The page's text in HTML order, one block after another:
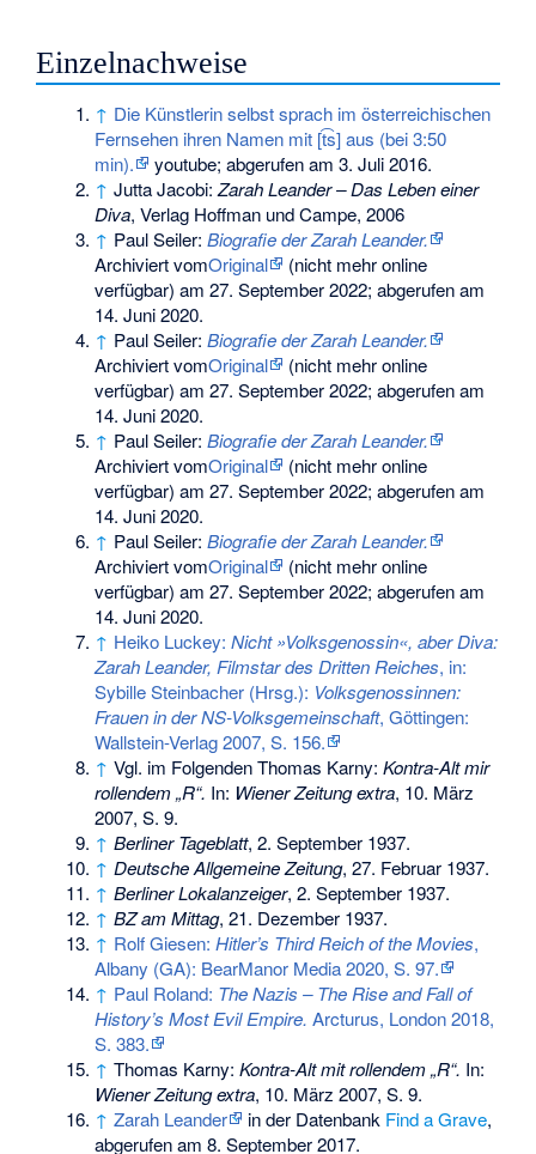
Einzelnachweise
↑ Die Künstlerin selbst sprach im österreichischen
Fernsehen ihren Namen mit [t͡s] aus (bei 3:50
min).
youtube; abgerufen am 3. Juli 2016.
↑ Jutta Jacobi:Zarah Leander – Das Leben einer
Diva, Verlag Hoffman und Campe, 2006
↑ Paul Seiler:Biografie der Zarah Leander.
Archiviert vomOriginal
(nicht mehr online
verfügbar) am27. September 2022; abgerufen am
14. Juni 2020.
↑ Paul Seiler:Biografie der Zarah Leander.
Archiviert vomOriginal
(nicht mehr online
verfügbar) am27. September 2022; abgerufen am
14. Juni 2020.
↑ Paul Seiler:Biografie der Zarah Leander.
Archiviert vomOriginal
(nicht mehr online
verfügbar) am27. September 2022; abgerufen am
14. Juni 2020.
↑ Paul Seiler:Biografie der Zarah Leander.
Archiviert vomOriginal
(nicht mehr online
verfügbar) am27. September 2022; abgerufen am
14. Juni 2020.
↑ Heiko Luckey:Nicht »Volksgenossin«, aber Diva:
Zarah Leander, Filmstar des Dritten Reiches, in:
Sybille Steinbacher (Hrsg.): Volksgenossinnen:
Frauen in der NS-Volksgemeinschaft, Göttingen:
Wallstein-Verlag 2007, S. 156.
↑ Vgl. im Folgenden Thomas Karny:Kontra-Alt mir
rollendem „R“. In: Wiener Zeitung extra, 10. März
2007, S. 9.
↑ Berliner Tageblatt, 2. September 1937.
↑ Deutsche Allgemeine Zeitung, 27. Februar 1937.
↑ Berliner Lokalanzeiger, 2. September 1937.
↑ BZ am Mittag, 21. Dezember 1937.
↑ Rolf Giesen:Hitler’s Third Reich of the Movies,
Albany (GA): BearManor Media 2020, S. 97.
↑ Paul Roland: The Nazis – The Rise and Fall of
History’s Most Evil Empire. Arcturus, London 2018,
S. 383.
↑ Thomas Karny:Kontra-Alt mit rollendem „R“. In:
Wiener Zeitung extra, 10. März 2007, S. 9.
↑ Zarah Leander in der Datenbank Find a Grave,
abgerufen am 8. September 2017.